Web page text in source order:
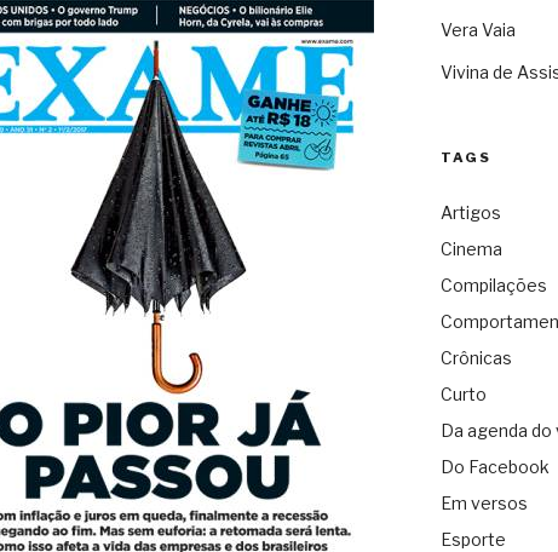
Vera Vaia
Vivina de
TAGS
Artigos
Cinema
Compilações
Crônicas
Curto
Da agenda do
Do Facebook
Em versos
Esporte